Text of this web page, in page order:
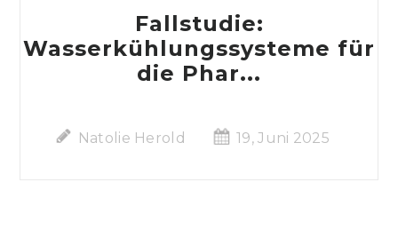
Fallstudie:
Wasserkühlungssysteme für
die Phar...
Natolie Herold 19, Juni 2025